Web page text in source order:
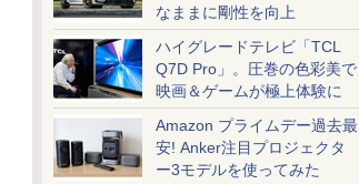
なままに剛性を向上
ハイグレードテレビ「TCL
Q7D Pro」。圧巻の色彩美で
映画＆ゲームが極上体験に
Amazon プライムデー過去最
安! Anker注目プロジェクタ
ー3モデルを使ってみた